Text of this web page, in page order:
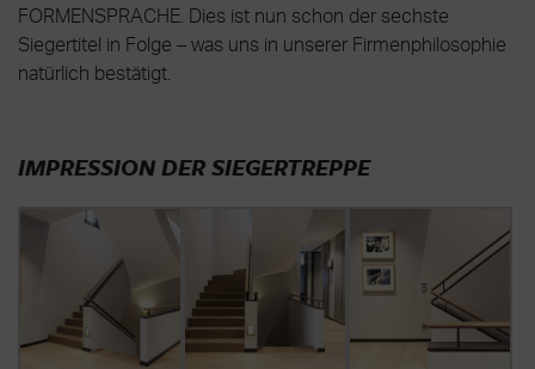
FORMENSPRACHE. Dies ist nun schon der sechste
Siegertitel in Folge – was uns in unserer Firmenphilosophie
natürlich bestätigt.
IMPRESSION DER SIEGERTREPPE